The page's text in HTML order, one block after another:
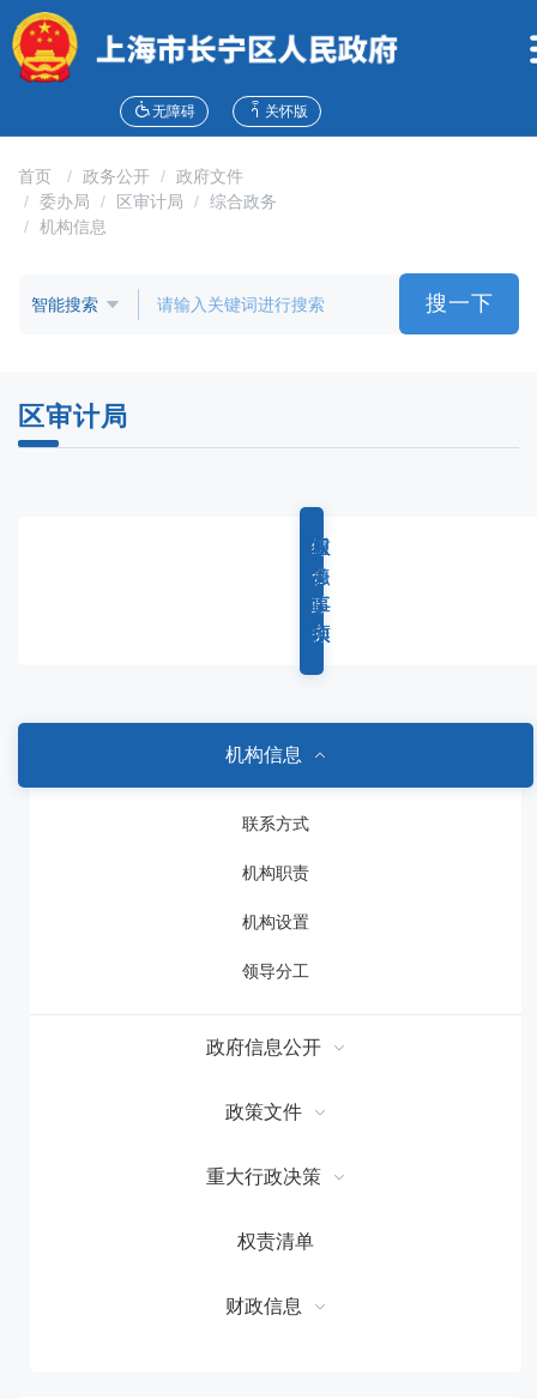
障
碍
说
无障碍 关怀版
首页 政务公开
政府文件
委办局
区审计局
综合政务
机构信息
搜一下
区审计局
综
合
政
务
重
点
工
作
权
力
事
项
服
务
事
项
机构信息
联系方式
机构职责
机构设置
领导分工
政府信息公开
政策文件
重大行政决策
权责清单
财政信息